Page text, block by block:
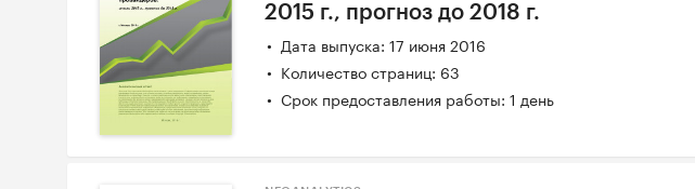
2015 г., прогноз до 2018 г.
Дата выпуска: 17 июня 2016
Количество страниц: 63
Срок предоставления работы: 1 день